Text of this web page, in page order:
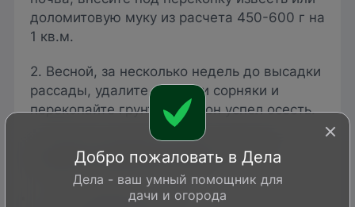
доломитовую муку из расчета 450-600 г на
1 кв.м.
2. Весной, за несколько недель до высадки
рассады, удалите с грядки сорняки и
перекопайте грунт, чтобы он успел осесть.
3. В день высадки рассады внесите в
каждую посадочную лунку:
2 ст. л. древесной золы,
Добро пожаловать в Дела
Дела - ваш умный помощник для
дачи и огорода